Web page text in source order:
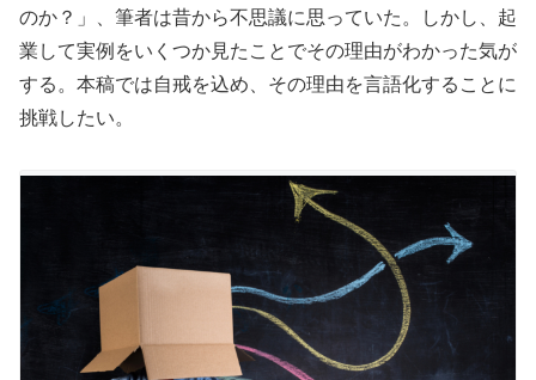
のか？」、筆者は昔から不思議に思っていた。しかし、起
業して実例をいくつか見たことでその理由がわかった気が
する。本稿では自戒を込め、その理由を言語化することに
挑戦したい。